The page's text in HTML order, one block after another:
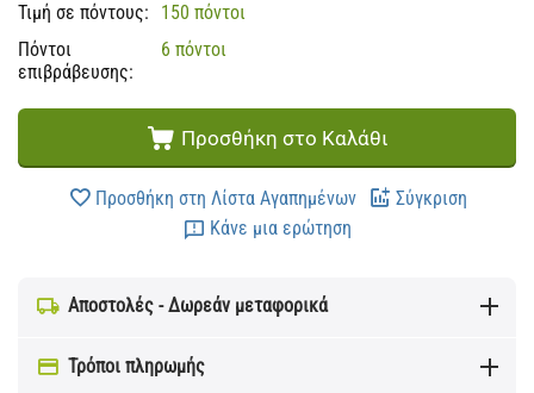
Τιμή σε πόντους:
150 πόντοι
Πόντοι
επιβράβευσης:
6 πόντοι
Προσθήκη στο Καλάθι
Προσθήκη στη Λίστα Αγαπημένων
Σύγκριση
Κάνε μια ερώτηση
Αποστολές - Δωρεάν μεταφορικά
Τρόποι πληρωμής